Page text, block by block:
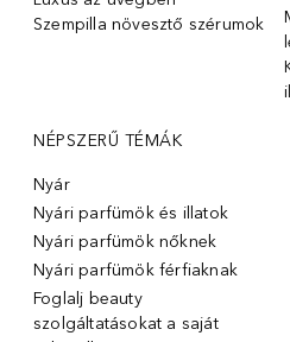
Szempilla növesztő szérumok
NÉPSZERŰ TÉMÁK
Nyár
Nyári parfümök és illatok
Nyári parfümök nőknek
Nyári parfümök férfiaknak
Foglalj beauty
szolgáltatásokat a saját